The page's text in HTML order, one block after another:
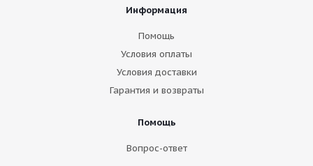
Информация
Помощь
Условия оплаты
Условия доставки
Гарантия и возвраты
Помощь
Вопрос-ответ